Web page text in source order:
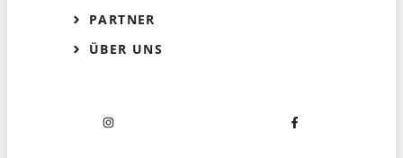
PARTNER
ÜBER UNS